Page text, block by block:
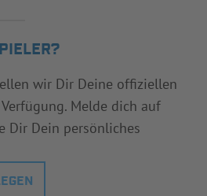
wir Dir Deine offiziellen
Melde dich auf
Dir Dein persönliches